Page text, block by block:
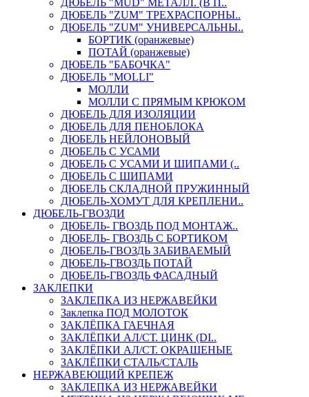
ДЮБЕЛЬ "MUD" МЕТАЛЛ. (В П..
ДЮБЕЛЬ "ZUM" ТРЕХРАСПОРНЫ..
ДЮБЕЛЬ "ZUM" УНИВЕРСАЛЬНЫ..
БОРТИК (оранжевые)
ПОТАЙ (оранжевые)
ДЮБЕЛЬ "БАБОЧКА"
ДЮБЕЛЬ "МOLLI"
МОЛЛИ
МОЛЛИ С ПРЯМЫМ КРЮКОМ
ДЮБЕЛЬ ДЛЯ ИЗОЛЯЦИИ
ДЮБЕЛЬ ДЛЯ ПЕНОБЛОКА
ДЮБЕЛЬ НЕЙЛОНОВЫЙ
ДЮБЕЛЬ С УСАМИ
ДЮБЕЛЬ С УСАМИ И ШИПАМИ (..
ДЮБЕЛЬ С ШИПАМИ
ДЮБЕЛЬ СКЛАДНОЙ ПРУЖИННЫЙ
ДЮБЕЛЬ-ХОМУТ ДЛЯ КРЕПЛЕНИ..
ДЮБЕЛЬ-ГВОЗДИ
ДЮБЕЛЬ- ГВОЗДЬ ПОД МОНТАЖ..
ДЮБЕЛЬ- ГВОЗДЬ С БОРТИКОМ
ДЮБЕЛЬ-ГВОЗДЬ ЗАБИВАЕМЫЙ
ДЮБЕЛЬ-ГВОЗДЬ ПОТАЙ
ДЮБЕЛЬ-ГВОЗДЬ ФАСАДНЫЙ
ЗАКЛЕПКИ
ЗАКЛЕПКА ИЗ НЕРЖАВЕЙКИ
Заклепка ПОД МОЛОТОК
ЗАКЛЁПКА ГАЕЧНАЯ
ЗАКЛЁПКИ АЛ/СТ. ЦИНК (DI..
ЗАКЛЁПКИ АЛ/СТ. ОКРАШЕНЫЕ
ЗАКЛЁПКИ СТАЛЬ/СТАЛЬ
НЕРЖАВЕЮЩИЙ КРЕПЕЖ
ЗАКЛЕПКА ИЗ НЕРЖАВЕЙКИ